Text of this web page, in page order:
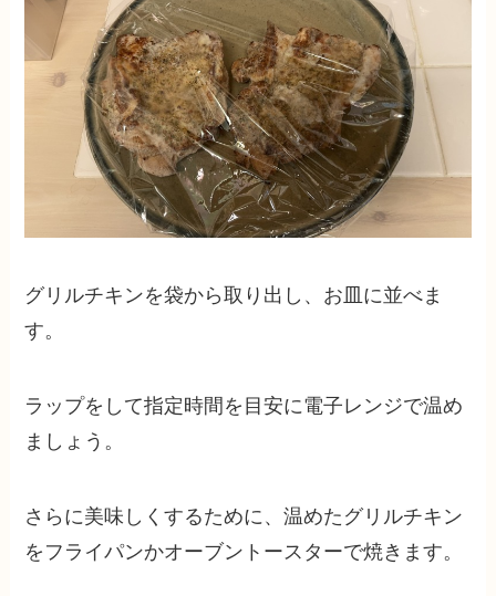
グリルチキンを袋から取り出し、お皿に並べま
す。
ラップをして指定時間を目安に電子レンジで温め
ましょう。
さらに美味しくするために、温めたグリルチキン
をフライパンかオーブントースターで焼きます。